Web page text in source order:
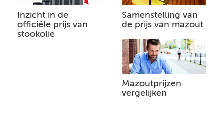
Inzicht in de
officiële prijs van
stookolie
Samenstelling van
de prijs van mazout
Mazoutprijzen
vergelijken